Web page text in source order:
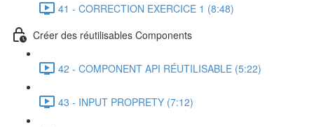
41 - CORRECTION EXERCICE 1 (8:48)
Créer des réutilisables Components
42 - COMPONENT API RÉUTILISABLE (5:22)
43 - INPUT PROPRETY (7:12)